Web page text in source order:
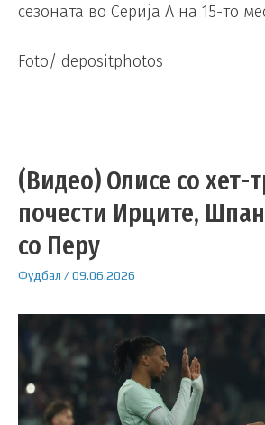
сезоната во Серија А на 15-то
Foto/ depositphotos
(Видео) Олисе со хет-
почести Ирците,
со Перу
Фудбал /09.06.2026